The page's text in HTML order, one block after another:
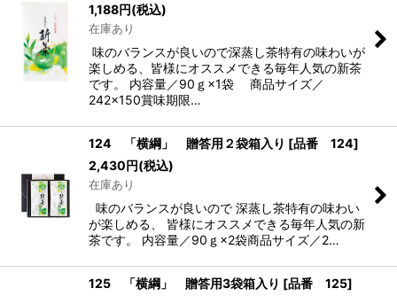
1,188円(税込)
在庫あり
味のバランスが良いので深蒸し茶特有の味わいが
楽しめる、皆様にオススメできる毎年人気の新茶
です。 内容量／90ｇ×1袋 商品サイズ／
242×150賞味期限…
124 「横綱」 贈答用２袋箱入り [品番 124]
2,430円(税込)
在庫あり
味のバランスが良いので 深蒸し茶特有の味わい
が楽しめる、 皆様にオススメできる毎年人気の新
茶です。 内容量／90ｇ×2袋商品サイズ／2…
125 「横綱」 贈答用3袋箱入り [品番 125]